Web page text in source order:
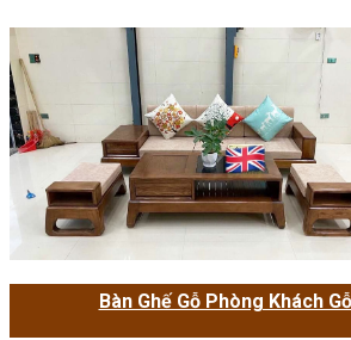
Bàn Ghế Gỗ Phòng Khách